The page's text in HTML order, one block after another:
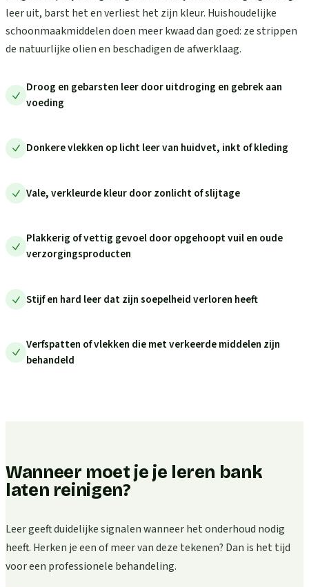
leer uit, barst het en verliest het zijn kleur. Huishoudelijke
schoonmaakmiddelen doen meer kwaad dan goed: ze strippen
de natuurlijke olien en beschadigen de afwerklaag.
Droog en gebarsten leer door uitdroging en gebrek aan
voeding
Donkere vlekken op licht leer van huidvet, inkt of kleding
Vale, verkleurde kleur door zonlicht of slijtage
Plakkerig of vettig gevoel door opgehoopt vuil en oude
verzorgingsproducten
Stijf en hard leer dat zijn soepelheid verloren heeft
Verfspatten of vlekken die met verkeerde middelen zijn
behandeld
Wanneer moet je je leren bank
laten reinigen?
Leer geeft duidelijke signalen wanneer het onderhoud nodig
heeft. Herken je een of meer van deze tekenen? Dan is het tijd
voor een professionele behandeling.